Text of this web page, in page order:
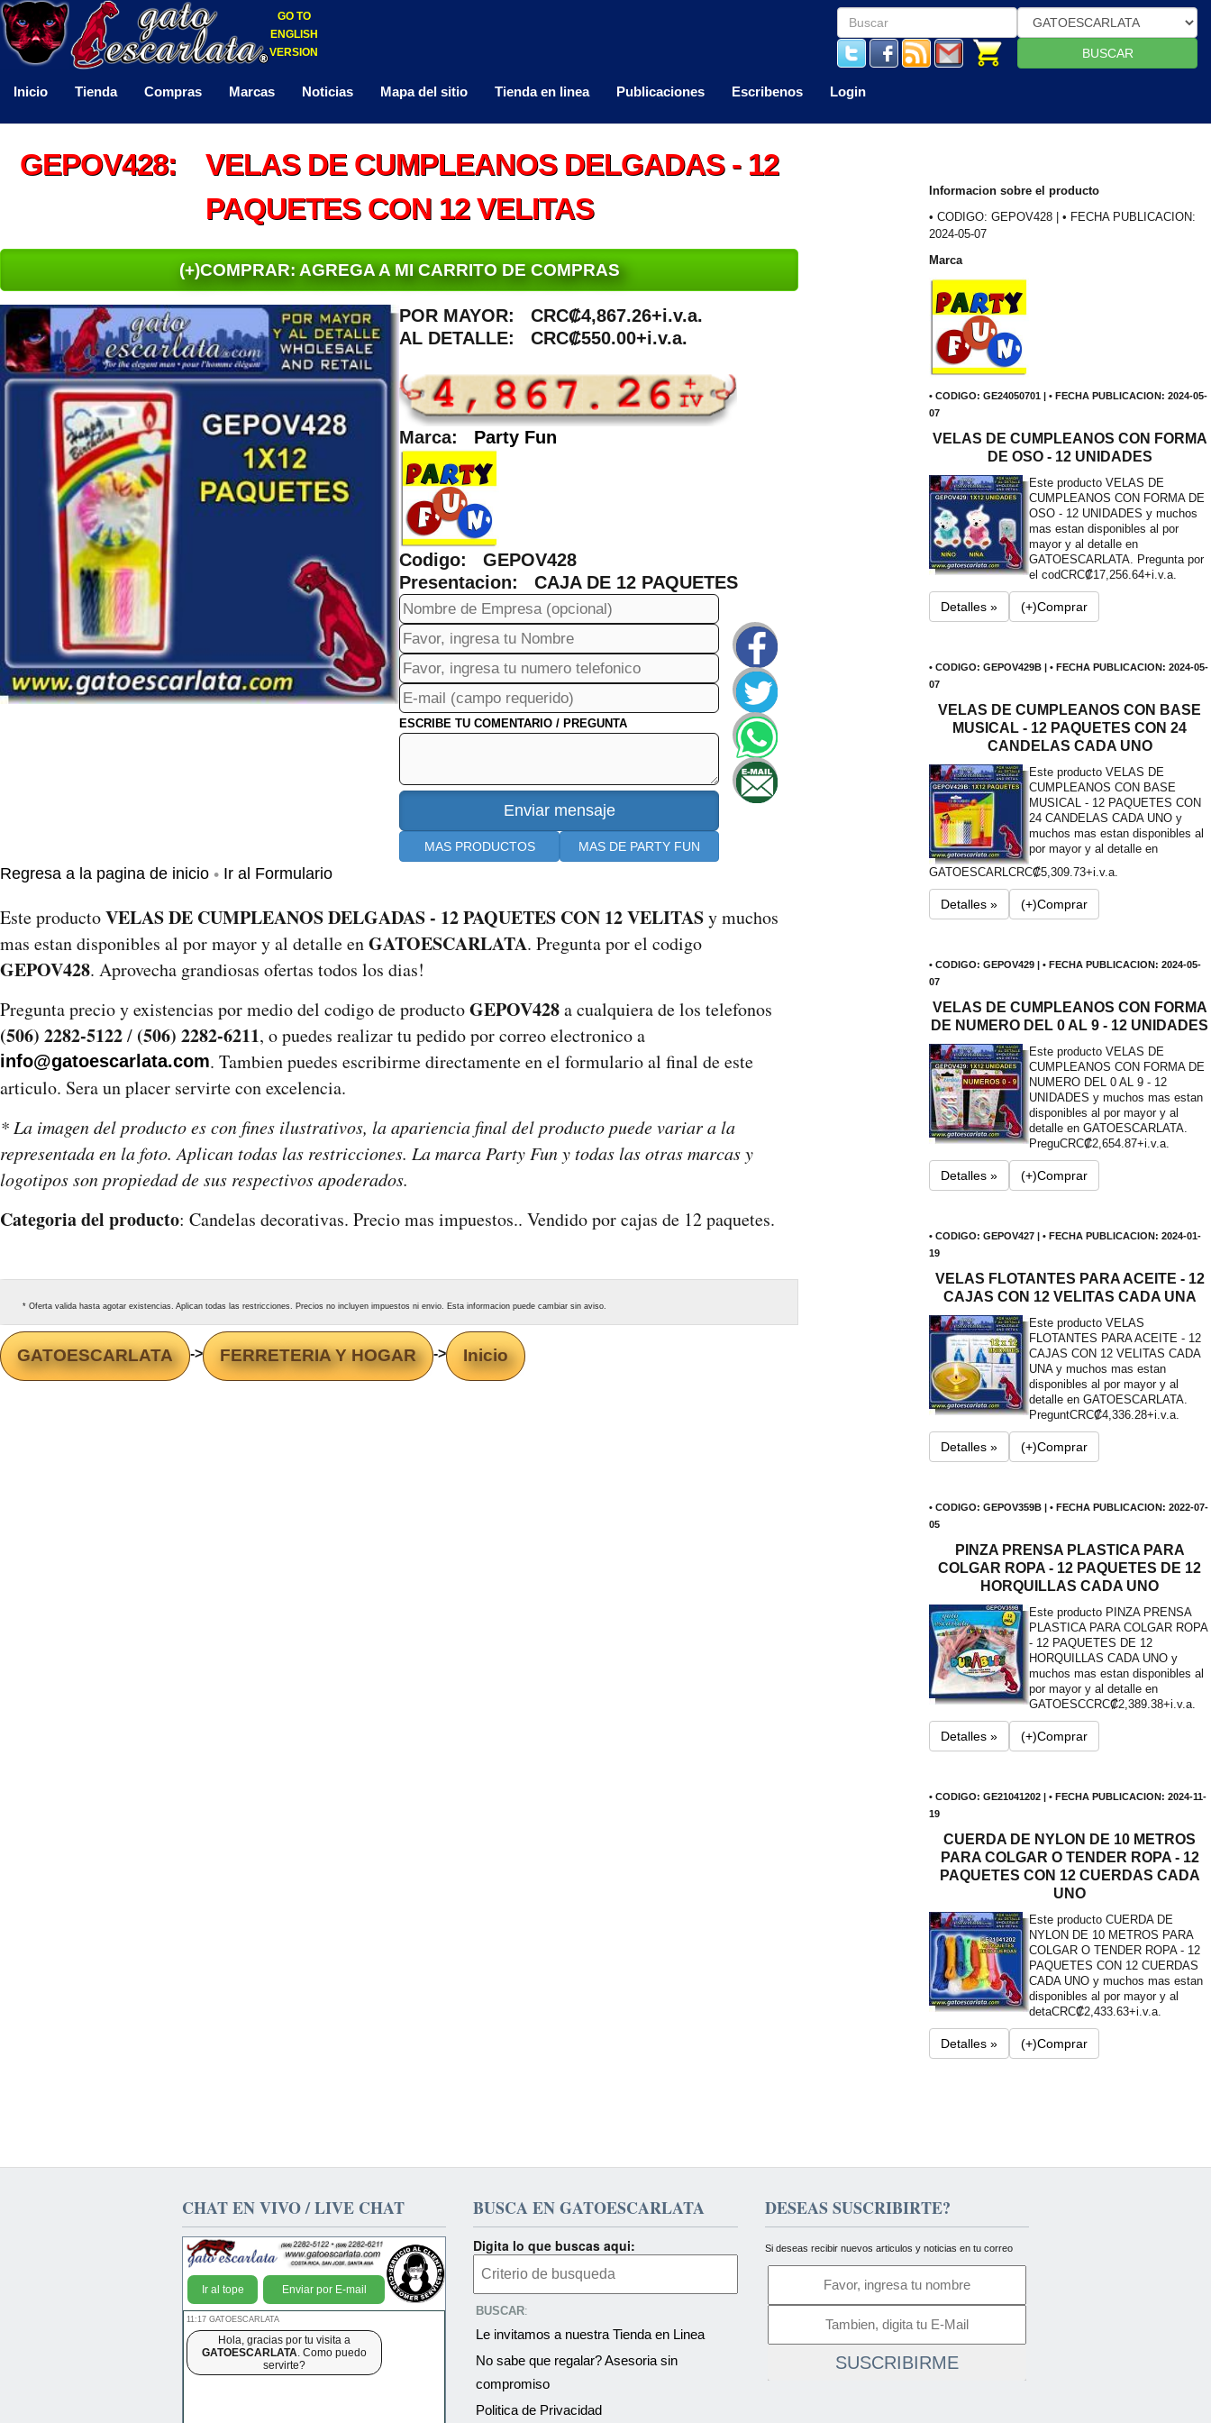
GO TO
ENGLISH
VERSION
BUSCAR
Inicio Tienda Compras Marcas Noticias Mapa del sitio Tienda en linea Publicaciones Escribenos Login
GEPOV428: VELAS DE CUMPLEANOS DELGADAS - 12
PAQUETES CON 12 VELITAS
(+)COMPRAR: AGREGA A MI CARRITO DE COMPRAS
POR MAYOR: CRC₡4,867.26+i.v.a.
AL DETALLE: CRC₡550.00+i.v.a.
Marca: Party Fun
Codigo: GEPOV428
Presentacion: CAJA DE 12 PAQUETES
ESCRIBE TU COMENTARIO / PREGUNTA
MAS PRODUCTOS MAS DE PARTY FUN
Regresa a la pagina de inicio • Ir al Formulario
Este productoVELAS DE CUMPLEANOS DELGADAS - 12 PAQUETES CON 12 VELITASy muchos
mas estan disponibles al por mayor y al detalle enGATOESCARLATA. Pregunta por el codigo
GEPOV428. Aprovecha grandiosas ofertas todos los dias!
Pregunta precio y existencias por medio del codigo de productoGEPOV428a cualquiera de los telefonos
(506) 2282-5122/ (506) 2282-6211, o puedes realizar tu pedido por correo electronico a
info@gatoescarlata.com. Tambien puedes escribirme directamente en el formulario al final de este
articulo. Sera un placer servirte con excelencia.
* La imagen del producto es con fines ilustrativos, la apariencia final del producto puede variar a la
representada en la foto. Aplican todas las restricciones. La marca Party Fun y todas las otras marcas y
logotipos son propiedad de sus respectivos apoderados.
Categoria del producto: Candelas decorativas. Precio mas impuestos.. Vendido por cajas de 12 paquetes.
* Oferta valida hasta agotar existencias. Aplican todas las restricciones. Precios no incluyen impuestos ni envio. Esta informacion puede cambiar sin aviso.
GATOESCARLATA -> FERRETERIA Y HOGAR -> Inicio
Informacion sobre el producto
• CODIGO: GEPOV428 | • FECHA PUBLICACION:
2024-05-07
Marca
• CODIGO: GE24050701 | • FECHA PUBLICACION: 2024-05-
07
VELAS DE CUMPLEANOS CON FORMA
DE OSO - 12 UNIDADES
Este producto VELAS DE
CUMPLEANOS CON FORMA DE
OSO - 12 UNIDADES y muchos
mas estan disponibles al por
mayor y al detalle en
GATOESCARLATA. Pregunta por
el codCRC₡17,256.64+i.v.a.
Detalles » (+)Comprar
• CODIGO: GEPOV429B | • FECHA PUBLICACION: 2024-05-
07
VELAS DE CUMPLEANOS CON BASE
MUSICAL - 12 PAQUETES CON 24
CANDELAS CADA UNO
Este producto VELAS DE
CUMPLEANOS CON BASE
MUSICAL - 12 PAQUETES CON
24 CANDELAS CADA UNO y
muchos mas estan disponibles al
por mayor y al detalle en
GATOESCARLCRC₡5,309.73+i.v.a.
Detalles » (+)Comprar
• CODIGO: GEPOV429 | • FECHA PUBLICACION: 2024-05-
07
VELAS DE CUMPLEANOS CON FORMA
DE NUMERO DEL 0 AL 9 - 12 UNIDADES
Este producto VELAS DE
CUMPLEANOS CON FORMA DE
NUMERO DEL 0 AL 9 - 12
UNIDADES y muchos mas estan
disponibles al por mayor y al
detalle en GATOESCARLATA.
PreguCRC₡2,654.87+i.v.a.
Detalles » (+)Comprar
• CODIGO: GEPOV427 | • FECHA PUBLICACION: 2024-01-
19
VELAS FLOTANTES PARA ACEITE - 12
CAJAS CON 12 VELITAS CADA UNA
Este producto VELAS
FLOTANTES PARA ACEITE - 12
CAJAS CON 12 VELITAS CADA
UNA y muchos mas estan
disponibles al por mayor y al
detalle en GATOESCARLATA.
PreguntCRC₡4,336.28+i.v.a.
Detalles » (+)Comprar
• CODIGO: GEPOV359B | • FECHA PUBLICACION: 2022-07-
05
PINZA PRENSA PLASTICA PARA
COLGAR ROPA - 12 PAQUETES DE 12
HORQUILLAS CADA UNO
Este producto PINZA PRENSA
PLASTICA PARA COLGAR ROPA
- 12 PAQUETES DE 12
HORQUILLAS CADA UNO y
muchos mas estan disponibles al
por mayor y al detalle en
GATOESCCRC₡2,389.38+i.v.a.
Detalles » (+)Comprar
• CODIGO: GE21041202 | • FECHA PUBLICACION: 2024-11-
19
CUERDA DE NYLON DE 10 METROS
PARA COLGAR O TENDER ROPA - 12
PAQUETES CON 12 CUERDAS CADA
UNO
Este producto CUERDA DE
NYLON DE 10 METROS PARA
COLGAR O TENDER ROPA - 12
PAQUETES CON 12 CUERDAS
CADA UNO y muchos mas estan
disponibles al por mayor y al
detaCRC₡2,433.63+i.v.a.
Detalles » (+)Comprar
CHAT EN VIVO / LIVE CHAT
Ir al tope Enviar por E-mail
11:17 GATOESCARLATA
Hola, gracias por tu visita a
GATOESCARLATA. Como puedo
servirte?
BUSCA EN GATOESCARLATA
Digita lo que buscas aqui:
BUSCAR:
Le invitamos a nuestra Tienda en Linea
No sabe que regalar? Asesoria sin
compromiso
Politica de Privacidad
DESEAS SUSCRIBIRTE?
Si deseas recibir nuevos articulos y noticias en tu correo
SUSCRIBIRME